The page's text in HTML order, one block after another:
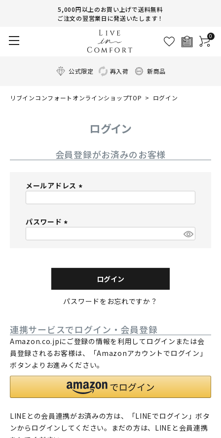
5,000円以上のお買い上げで送料無料
ご注文の翌営業日に発送いたします！
0
公式限定 再入荷 新商品
リブインコンフォートオンラインショップTOP ログイン
ログイン
会員登録がお済みのお客様
メールアドレス
パスワード
)
ログイン
パスワードをお忘れですか？
連携サービスでログイン・会員登録
Amazon.co.jpにご登録の情報を利用してログインまたは会
員登録されるお客様は、「Amazonアカウントでログイン」
ボタンよりお進みください。
LINEとの会員連携がお済みの方は、「LINEでログイン」ボタ
ンからログインしてください。まだの方は、 LINEと会員連携